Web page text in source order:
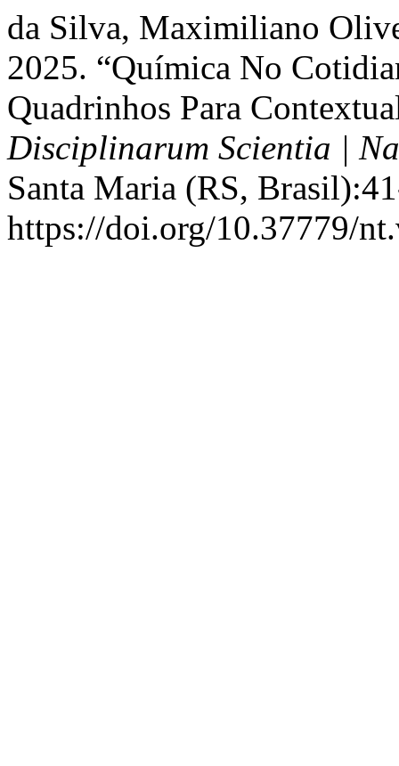
da Silva, Maximiliano
2025. “Química No
Quadrinhos Para
Disciplinarum Scientia |
Santa Maria (RS,
https://doi.org/10.37779/